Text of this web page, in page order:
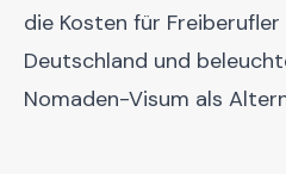
die Kosten für
Deutschland und
Nomaden-Visum als